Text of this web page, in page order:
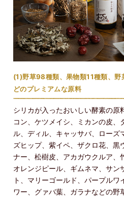
(1)野草98種類、果物類11種類、
どのプレミアムな原料
シリカが入ったおいしい酵素の原
コン、ケツメイシ、ミカンの皮、
ル、ディル、キャッサバ、ローズ
ズヒップ、紫イペ、ザクロ花、黒
ナー、松樹皮、アカガウクルア、
オレンジピール、ギムネマ、サン
ト、マリーゴールド、パープルワ
ワー、グァバ葉、ガラナなどの野